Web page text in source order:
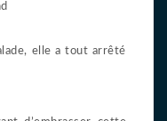
elle a tout arrêté